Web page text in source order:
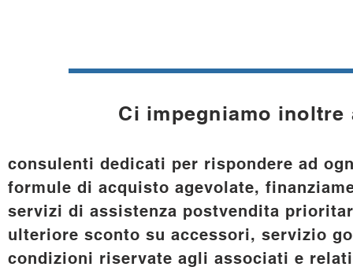
Ci impegniamo
consulenti dedicati per rispondere ad
formule di acquisto agevolate,
servizi di assistenza postvendita
ulteriore sconto su accessori, servizio
condizioni riservate agli associati e